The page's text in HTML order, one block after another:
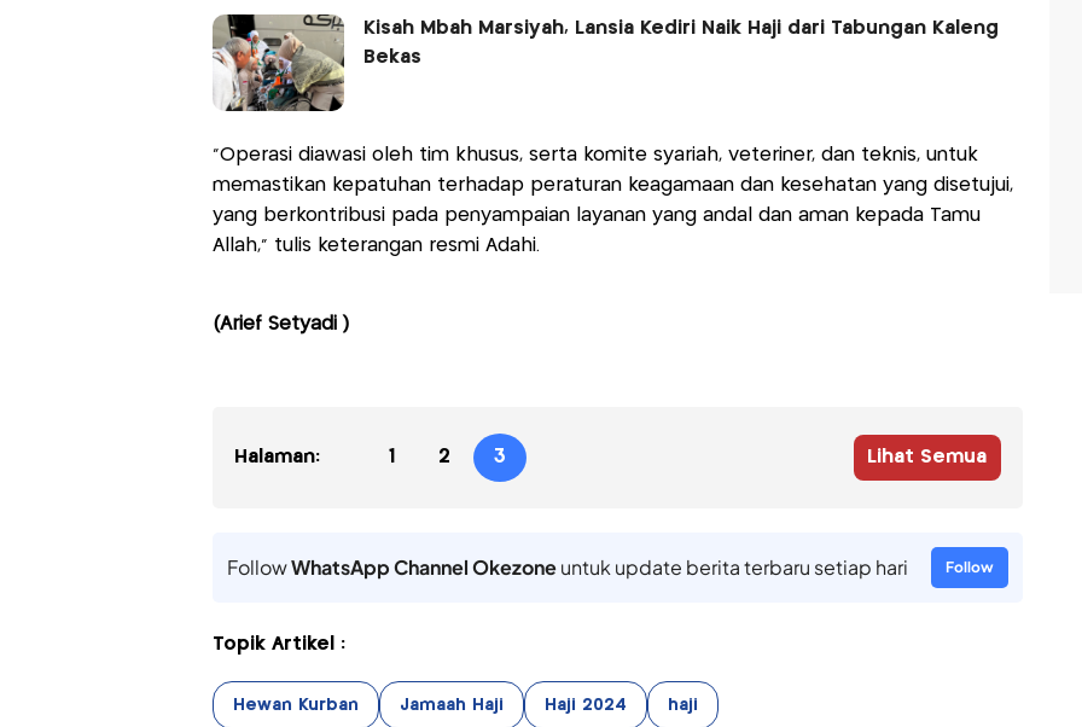
Kisah Mbah Marsiyah, Lansia Kediri Naik Haji dari Tabungan Kaleng
Bekas
“Operasi diawasi oleh tim khusus, serta komite syariah, veteriner, dan teknis, untuk
memastikan kepatuhan terhadap peraturan keagamaan dan kesehatan yang disetujui,
yang berkontribusi pada penyampaian layanan yang andal dan aman kepada Tamu
Allah,” tulis keterangan resmi Adahi.
(Arief Setyadi )
Halaman: 1 2 3 Lihat Semua
FollowWhatsApp Channel Okezoneuntuk update berita terbaru setiap hari Follow
Topik Artikel :
Hewan Kurban Jamaah Haji Haji 2024 haji